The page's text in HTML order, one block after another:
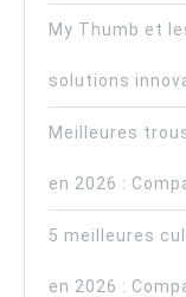
My Thumb et
solutions
Meilleures
en 2026 :
5 meilleures
en 2026 :